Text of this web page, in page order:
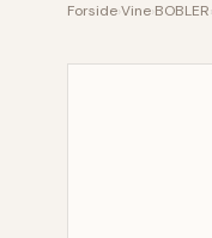
ForsideVine BOBLER